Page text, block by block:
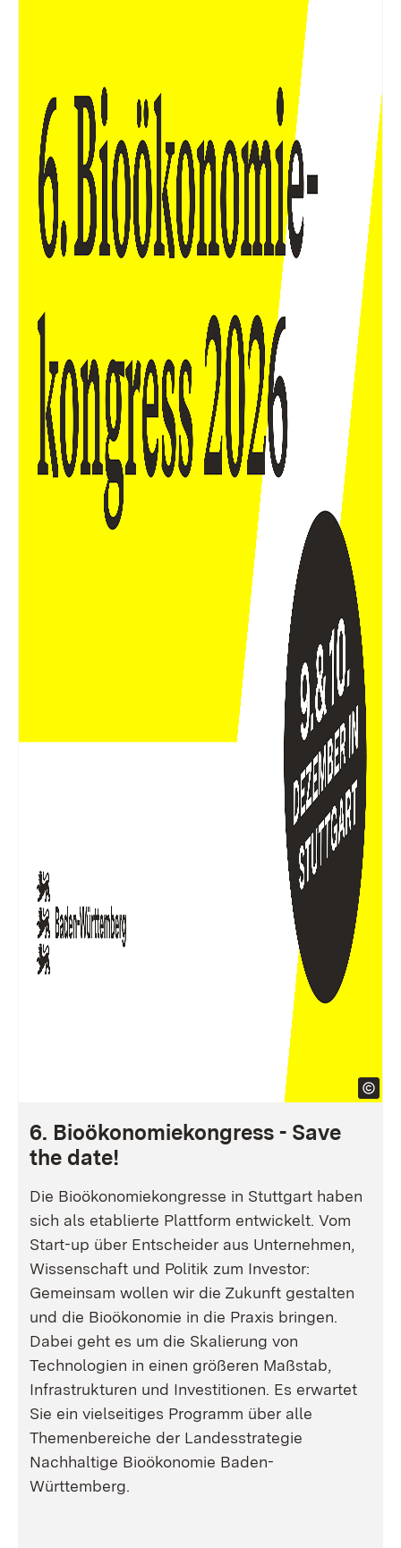
6. Bioökonomiekongress - Save
the date!
Die Bioökonomiekongresse in Stuttgart haben
sich als etablierte Plattform entwickelt. Vom
Start-up über Entscheider aus Unternehmen,
Wissenschaft und Politik zum Investor:
Gemeinsam wollen wir die Zukunft gestalten
und die Bioökonomie in die Praxis bringen.
Dabei geht es um die Skalierung von
Technologien in einen größeren Maßstab,
Infrastrukturen und Investitionen. Es erwartet
Sie ein vielseitiges Programm über alle
Themenbereiche der Landesstrategie
Nachhaltige Bioökonomie Baden-
Württemberg.